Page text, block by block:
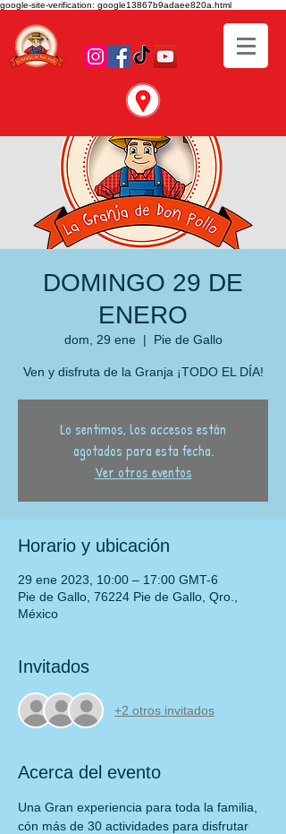
google-site-verification: google13867b9adaee820a.html
DOMINGO 29 DE
ENERO
dom, 29 ene
  |
Pie de Gallo
Ven y disfruta de la Granja ¡TODO EL DÍA!
Lo sentimos, los accesos están
agotados para esta fecha.
Ver otros eventos
Horario y ubicación
29 ene 2023, 10:00 – 17:00 GMT-6
Pie de Gallo, 76224 Pie de Gallo, Qro.,
México
Invitados
+2 otros invitados
Acerca del evento
Una Gran experiencia para toda la familia,
cón más de 30 actividades para disfrutar